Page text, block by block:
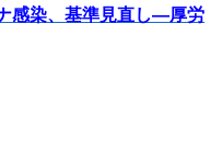
感染、基準見直し―厚労